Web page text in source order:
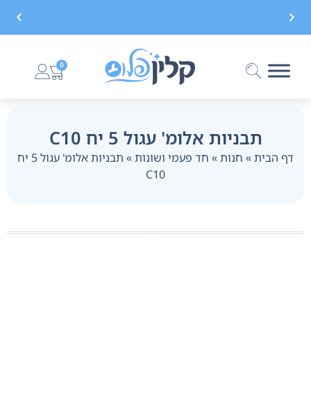
משלוח חינם בקנייה מעל 299 ₪, לא כולל בישום 0
תבניות אלומ' עגול 5 יח C10
דף הבית» חנות» חד פעמי ושונות»
תבניות אלומ' עגול 5 יח
C10